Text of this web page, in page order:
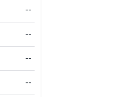
--
--
--
--